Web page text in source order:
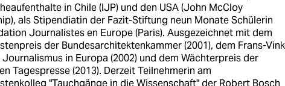
in Chile (IJP) und den USA (John McCloy
als Stipendiatin der Fazit-Stiftung neun Monate Schülerin
Journalistes en Europe (Paris). Ausgezeichnet mit dem
der Bundesarchitektenkammer (2001), dem Frans-
Journalismus in Europa (2002) und dem Wächterpreis der
Tagespresse (2013). Derzeit Teilnehmerin am
"Tauchgänge in die Wissenschaft" der Robert Bosch